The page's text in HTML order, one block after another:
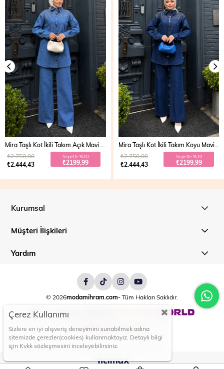
₺2.444,43
₺2.750,00 Sepette %10
₺2199,99
Vera Fermuarlı Denim Takım Açık Mavi 19298
₺2.499,99
₺2.700,00 Sepette %20
₺1999,99
Kurumsal
Müşteri İlişkileri
Yardım
© 2026modamihram.com- Tüm Hakları Saklıdır.
Çerez Kullanımı
Sizlere en iyi alışveriş deneyimini sunabilmek adına
sitemizde çerezler(cookies) kullanmaktayız. Detaylı bilgi
için Kvkk sözleşmesini inceleyebilirsiniz.